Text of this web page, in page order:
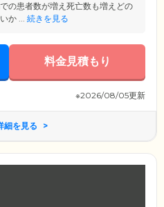
の患者数が増え死亡数も増えどの
か ... 続きを見る
料金見積もり
※2026/08/05更新
細を見る